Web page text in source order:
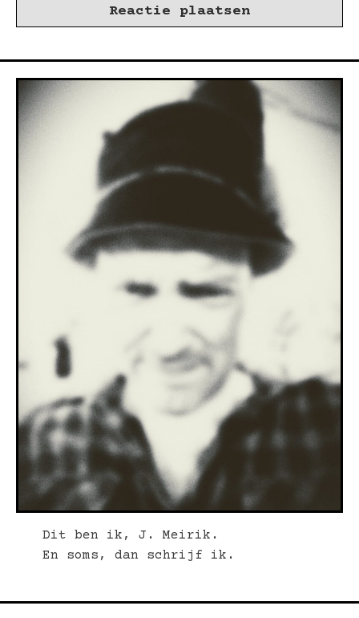
Dit ben ik, J. Meirik.
En soms, dan schrijf ik.